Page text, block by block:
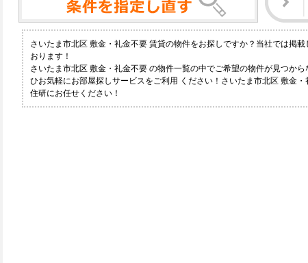
さいたま市北区 敷金・礼金不要 賃貸の物件をお探しですか？当社では掲
おります！
さいたま市北区 敷金・礼金不要 の物件一覧の中でご希望の物件が見つか
ひお気軽にお部屋探しサービスをご利用 ください！さいたま市北区 敷金
住研にお任せください！